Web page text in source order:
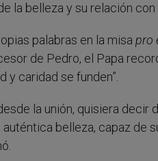
la belleza y su relación
palabras en la misa pro
de Pedro, el Papa
y caridad se funden”.
la unión, quisiera
auténtica belleza, capaz de